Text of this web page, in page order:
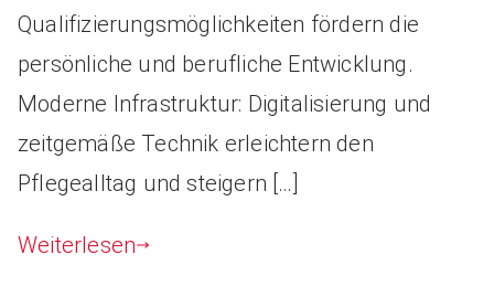
Qualifizierungsmöglichkeiten fördern die
persönliche und berufliche Entwicklung.
Moderne Infrastruktur: Digitalisierung und
zeitgemäße Technik erleichtern den
Pflegealltag und steigern […]
Weiterlesen